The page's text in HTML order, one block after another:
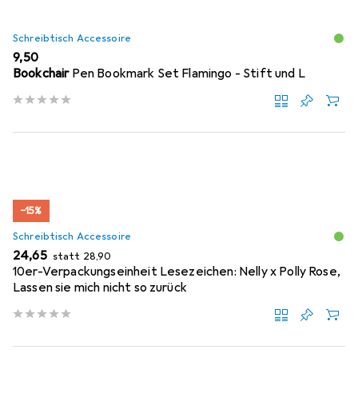
Schreibtisch Accessoire
EUR
9,50
Bookchair Pen Bookmark Set Flamingo - Stift und L
−15%
Schreibtisch Accessoire
EUR
24,65 statt EUR
28,90
10er-Verpackungseinheit Lesezeichen: Nelly x Polly Rose,
Lassen sie mich nicht so zurück